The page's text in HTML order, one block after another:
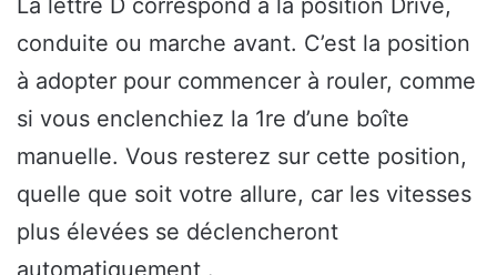
La lettre D correspond à la position Drive,
conduite ou marche avant. C’est la position
à adopter pour commencer à rouler, comme
si vous enclenchiez la 1re d’une boîte
manuelle. Vous resterez sur cette position,
quelle que soit votre allure, car les vitesses
plus élevées se déclencheront